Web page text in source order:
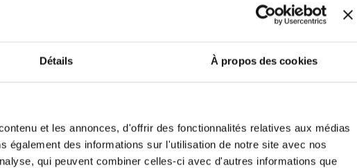
Détails À propos des cookies
et les annonces, d'offrir des fonctionnalités relatives aux médias
également des informations sur l'utilisation de notre site avec nos
qui peuvent combiner celles-ci avec d'autres informations que